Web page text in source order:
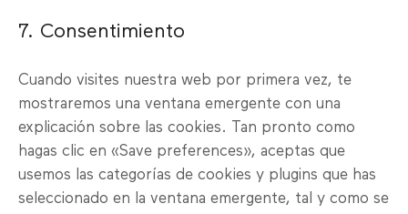
7. Consentimiento
Cuando visites nuestra web por primera vez, te
mostraremos una ventana emergente con una
explicación sobre las cookies. Tan pronto como
hagas clic en «Save preferences», aceptas que
usemos las categorías de cookies y plugins que has
seleccionado en la ventana emergente, tal y como se